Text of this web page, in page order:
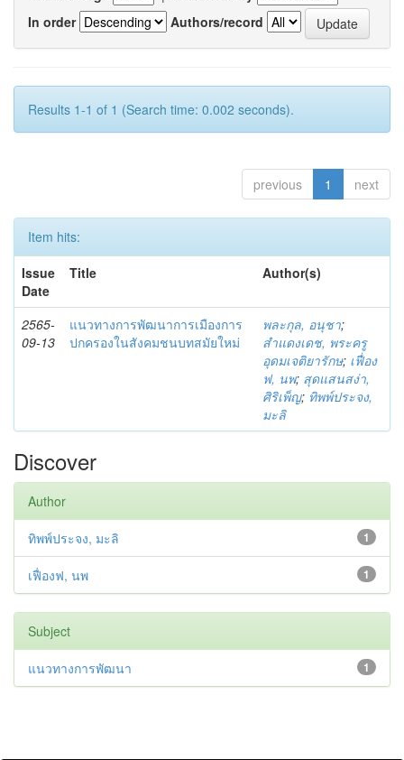
In order
Authors/record
Results 1-1 of 1 (Search time: 0.002 seconds).
previous 1 next
Item hits:
Issue
Date
Title Author(s)
2565-
09-13
แนวทางการพัฒนาการเมืองการ
ปกครองในสังคมชนบทสมัยใหม่
พละกุล, อนุชา;
สำแดงเดช, พระครู
อุดมเจติยารักษ; เฟื่อง
ฟ, นพ; สุดแสนสง่า,
ศิริเพ็ญ; ทิพพ์ประจง,
มะลิ
Discover
Author
1
ทิพพ์ประจง, มะลิ
1
เฟื่องฟ, นพ
Subject
1
แนวทางการพัฒนา